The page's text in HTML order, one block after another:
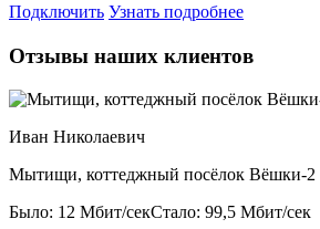
Подключить Узнать подробнее
Отзывы наших клиентов
Иван Николаевич
Мытищи, коттеджный посёлок Вёшки-2
Было: 12 Мбит/секСтало: 99,5 Мбит/сек